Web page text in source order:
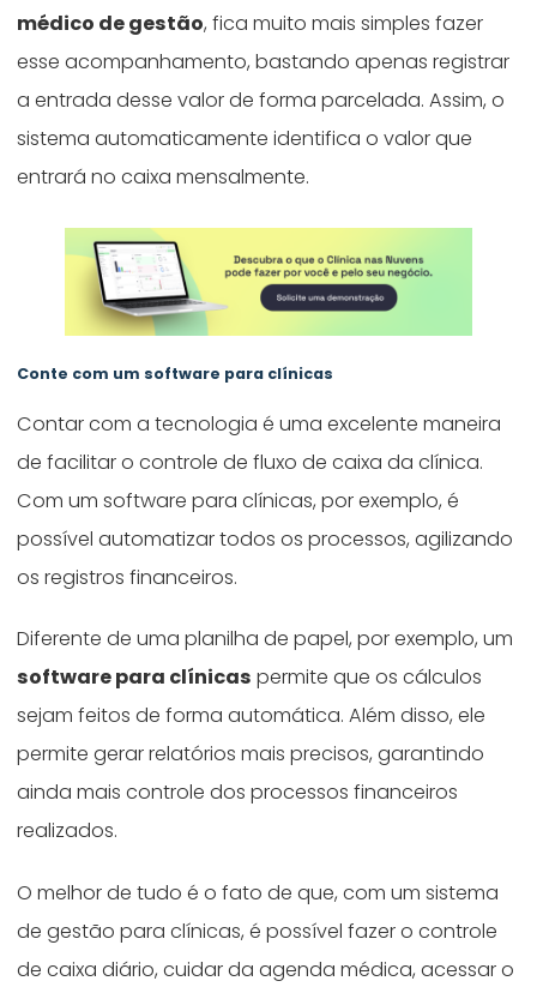
médico de gestão, fica muito mais simples fazer
esse acompanhamento, bastando apenas registrar
a entrada desse valor de forma parcelada. Assim, o
sistema automaticamente identifica o valor que
entrará no caixa mensalmente.
Conte com um software para clínicas
Contar com a tecnologia é uma excelente maneira
de facilitar o controle de fluxo de caixa da clínica.
Com um software para clínicas, por exemplo, é
possível automatizar todos os processos, agilizando
os registros financeiros.
Diferente de uma planilha de papel, por exemplo, um
software para clínicas permite que os cálculos
sejam feitos de forma automática. Além disso, ele
permite gerar relatórios mais precisos, garantindo
ainda mais controle dos processos financeiros
realizados.
O melhor de tudo é o fato de que, com um sistema
de gestão para clínicas, é possível fazer o controle
de caixa diário, cuidar da agenda médica, acessar o